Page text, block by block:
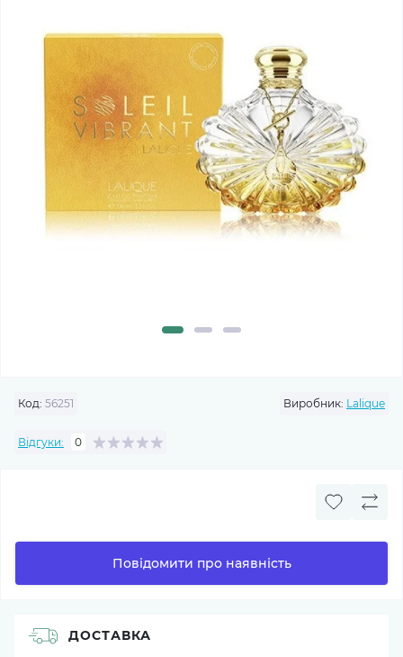
Код: 56251 Виробник: Lalique
Відгуки: 0
Повідомити про наявність
ДОСТАВКА